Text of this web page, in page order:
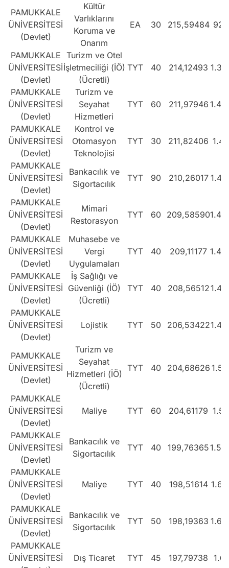
PAMUKKALE
ÜNİVERSİTESİ
(Devlet)
Kültür
Varlıklarını
Koruma ve
Onarım
EA 30 215,59484
PAMUKKALE
ÜNİVERSİTESİ
(Devlet)
Turizm ve Otel
İşletmeciliği (İÖ)
(Ücretli)
TYT 40 214,12493
PAMUKKALE
ÜNİVERSİTESİ
(Devlet)
Turizm ve
Seyahat
Hizmetleri
TYT 60 211,97946
PAMUKKALE
ÜNİVERSİTESİ
(Devlet)
Kontrol ve
Otomasyon
Teknolojisi
TYT 30 211,82406
PAMUKKALE
ÜNİVERSİTESİ
(Devlet)
Bankacılık ve
Sigortacılık
TYT 90 210,26017
PAMUKKALE
ÜNİVERSİTESİ
(Devlet)
Mimari
Restorasyon
TYT 60 209,58590
PAMUKKALE
ÜNİVERSİTESİ
(Devlet)
Muhasebe ve
Vergi
Uygulamaları
TYT 40 209,11177
PAMUKKALE
ÜNİVERSİTESİ
(Devlet)
İş Sağlığı ve
Güvenliği (İÖ)
(Ücretli)
TYT 40 208,56512
PAMUKKALE
ÜNİVERSİTESİ
(Devlet)
Lojistik TYT 50 206,53422
PAMUKKALE
ÜNİVERSİTESİ
(Devlet)
Turizm ve
Seyahat
Hizmetleri (İÖ)
(Ücretli)
TYT 40 204,68626
PAMUKKALE
ÜNİVERSİTESİ
(Devlet)
Maliye TYT 60 204,61179
PAMUKKALE
ÜNİVERSİTESİ
(Devlet)
Bankacılık ve
Sigortacılık
TYT 40 199,76365
PAMUKKALE
ÜNİVERSİTESİ
(Devlet)
Maliye TYT 40 198,51614
PAMUKKALE
ÜNİVERSİTESİ
(Devlet)
Bankacılık ve
Sigortacılık
TYT 50 198,19363
PAMUKKALE
ÜNİVERSİTESİ
Dış Ticaret TYT 45 197,79738